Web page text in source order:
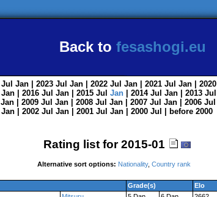
Back to fesashogi.eu
Jul Jan | 2023 Jul Jan | 2022 Jul Jan | 2021 Jul Jan | 2020
Jan | 2016 Jul Jan | 2015 Jul Jan | 2014 Jul Jan | 2013 Jul
Jan | 2009 Jul Jan | 2008 Jul Jan | 2007 Jul Jan | 2006 Jul
Jan | 2002 Jul Jan | 2001 Jul Jan | 2000 Jul
before 2000
Rating list for 2015-01
Alternative sort options: Nationality, Country rank
Grade(s) Elo